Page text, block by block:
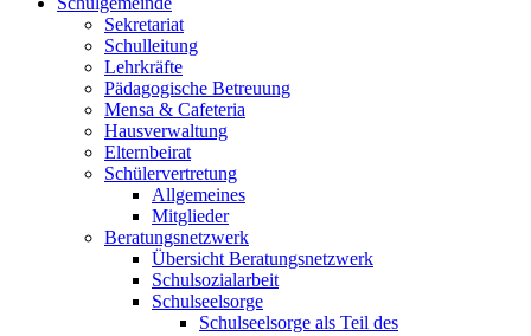
Sekretariat
Schulleitung
Lehrkräfte
Pädagogische Betreuung
Mensa & Cafeteria
Hausverwaltung
Elternbeirat
Schülervertretung
Allgemeines
Mitglieder
Beratungsnetzwerk
Übersicht Beratungsnetzwerk
Schulsozialarbeit
Schulseelsorge
Schulseelsorge als Teil des